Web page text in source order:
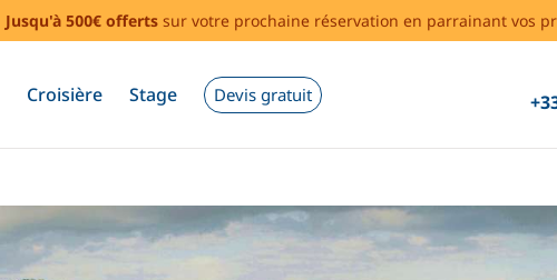
Jusqu'à 500€ offerts sur votre prochaine réservation en parrainant vos
Croisière Stage Devis gratuit